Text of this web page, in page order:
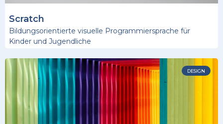
Scratch
Bildungsorientierte visuelle Programmiersprache für
Kinder und Jugendliche
DESIGN